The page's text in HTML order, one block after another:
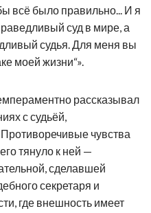
всё было правильно... И я
суд в мире, а
судья. Для меня вы
моей жизни“».
рассказывал
с судьёй,
чувства
тянуло к ней —
сделавшей
секретаря и
где внешность имеет